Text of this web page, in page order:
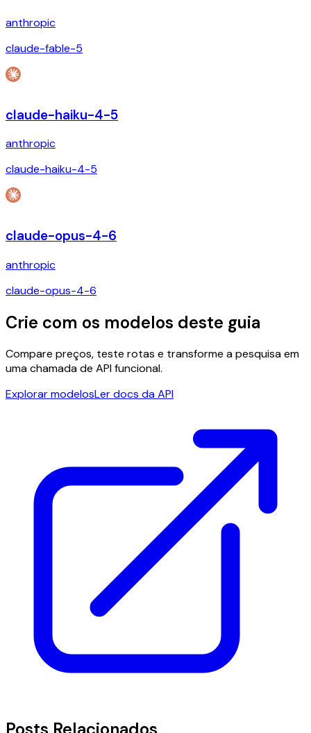
anthropic
claude-fable-5
claude-haiku-4-5
anthropic
claude-haiku-4-5
claude-opus-4-6
anthropic
claude-opus-4-6
Crie com os modelos deste guia
Compare preços, teste rotas e transforme a pesquisa em
uma chamada de API funcional.
Explorar modelosLer docs da API